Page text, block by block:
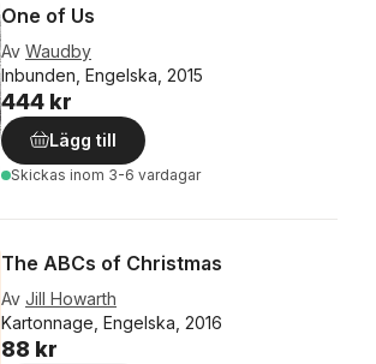
One of Us
Av Waudby
Inbunden, Engelska, 2015
444 kr
Lägg till
Skickas inom 3-6 vardagar
The ABCs of Christmas
Av Jill Howarth
Kartonnage, Engelska, 2016
88 kr